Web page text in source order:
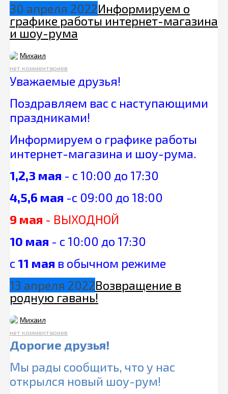
30 апреля 2022Информируем о
графике работы интернет-магазина
и шоу-рума
Михаил
нет комментариев
Уважаемые друзья!
Поздравляем вас с наступающими
праздниками!
Информируем о графике работы
интернет-магазина и шоу-рума.
1,2,3 мая - с 10:00 до 17:30
4,5,6 мая -с 09:00 до 18:00
9 мая - ВЫХОДНОЙ
10 мая - с 10:00 до 17:30
с11 мая в обычном режиме
13 апреля 2022Возвращение в
родную гавань!
Михаил
нет комментариев
Дорогие друзья!
Мы рады сообщить, что у нас
открылся новый шоу-рум!